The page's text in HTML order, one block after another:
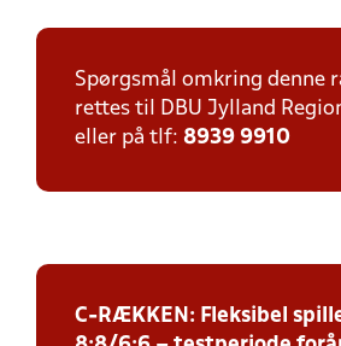
Spørgsmål omkring denne
rettes til DBU Jylland
eller på tlf: 8939 9910
C-RÆKKEN: Fleksibel